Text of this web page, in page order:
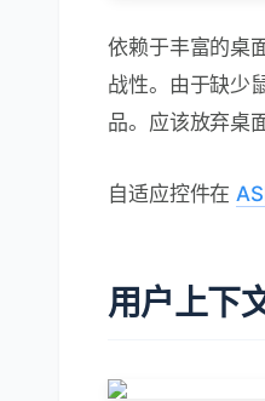
依赖于丰富的桌
战性。由于缺少
品。应该放弃桌
自适应控件在
用户上下